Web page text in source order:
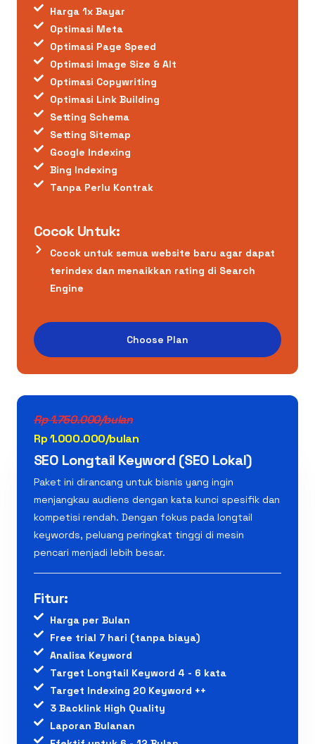
Harga 1x Bayar
Optimasi Meta
Optimasi Page Speed
Optimasi Image Size & Alt
Optimasi Copywriting
Optimasi Link Building
Setting Schema
Setting Sitemap
Google Indexing
Bing Indexing
Tanpa Perlu Kontrak
Cocok Untuk:
Cocok untuk semua website baru agar dapat
terindex dan menaikkan rating di Search
Engine
Choose Plan
Rp 1.750.000/bulan
Rp 1.000.000/bulan
SEO Longtail Keyword (SEO Lokal)
Paket ini dirancang untuk bisnis yang ingin
menjangkau audiens dengan kata kunci spesifik dan
kompetisi rendah. Dengan fokus pada longtail
keywords, peluang peringkat tinggi di mesin
pencari menjadi lebih besar.
Fitur:
Harga per Bulan
Free trial 7 hari (tanpa biaya)
Analisa Keyword
Target Longtail Keyword 4 - 6 kata
Target Indexing 20 Keyword ++
3 Backlink High Quality
Laporan Bulanan